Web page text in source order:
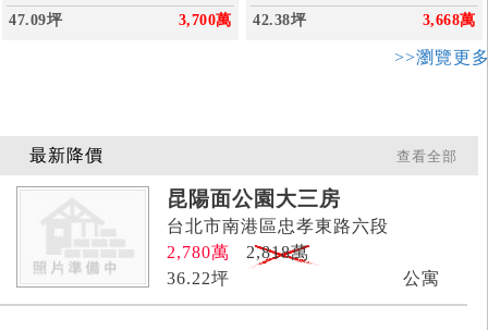
47.09坪 3,700萬 42.38坪 3,668萬
>>瀏覽更
最新降價 查看全部
昆陽面公園大三房
台北市南港區忠孝東路六段
2,780萬
2,818萬
36.22坪 公寓